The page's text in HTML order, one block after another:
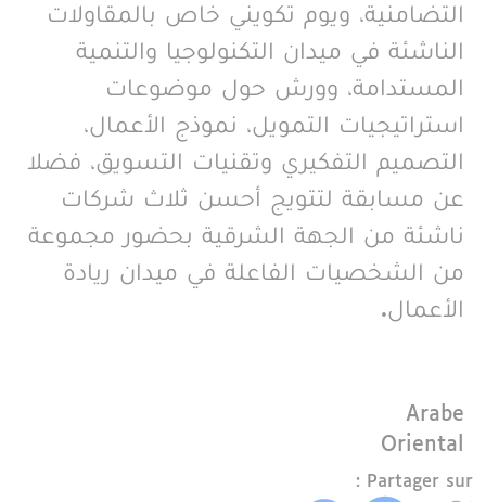
التضامنية، ويوم تكويني خاص بالمقاولات
الناشئة في ميدان التكنولوجيا والتنمية
المستدامة، وورش حول موضوعات
استراتيجيات التمويل، نموذج الأعمال،
التصميم التفكيري وتقنيات التسويق، فضلا
عن مسابقة لتتويج أحسن ثلاث شركات
ناشئة من الجهة الشرقية بحضور مجموعة
من الشخصيات الفاعلة في ميدان ريادة
الأعمال.
Langue
Arabe
Région
Oriental
Partager sur :